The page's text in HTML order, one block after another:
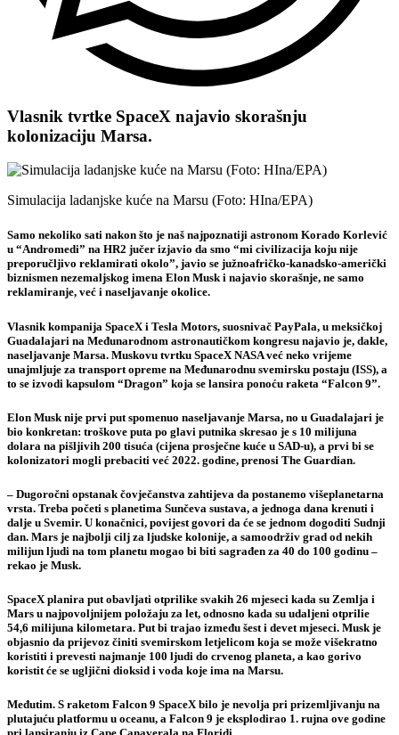
Vlasnik tvrtke SpaceX najavio skorašnju
kolonizaciju Marsa.
Simulacija ladanjske kuće na Marsu (Foto: HIna/EPA)
Samo nekoliko sati nakon što je naš najpoznatiji astronom Korado Korlević
u “Andromedi” na HR2 jučer izjavio da smo “mi civilizacija koju nije
preporučljivo reklamirati okolo”, javio se južnoafričko-kanadsko-američki
biznismen nezemaljskog imena Elon Musk i najavio skorašnje, ne samo
reklamiranje, već i naseljavanje okolice.
Vlasnik kompanija SpaceX i Tesla Motors, suosnivač PayPala, u meksičkoj
Guadalajari na Međunarodnom astronautičkom kongresu najavio je, dakle,
naseljavanje Marsa. Muskovu tvrtku SpaceX NASA već neko vrijeme
unajmljuje za transport opreme na Međunarodnu svemirsku postaju (ISS), a
to se izvodi kapsulom “Dragon” koja se lansira ponoću raketa “Falcon 9”.
Elon Musk nije prvi put spomenuo naseljavanje Marsa, no u Guadalajari je
bio konkretan: troškove puta po glavi putnika skresao je s 10 milijuna
dolara na pišljivih 200 tisuća (cijena prosječne kuće u SAD-u), a prvi bi se
kolonizatori mogli prebaciti već 2022. godine, prenosi The Guardian.
– Dugoročni opstanak čovječanstva zahtijeva da postanemo višeplanetarna
vrsta. Treba početi s planetima Sunčeva sustava, a jednoga dana krenuti i
dalje u Svemir. U konačnici, povijest govori da će se jednom dogoditi Sudnji
dan. Mars je najbolji cilj za ljudske kolonije, a samoodrživ grad od nekih
milijun ljudi na tom planetu mogao bi biti sagrađen za 40 do 100 godinu –
rekao je Musk.
SpaceX planira put obavljati otprilike svakih 26 mjeseci kada su Zemlja i
Mars u najpovoljnijem položaju za let, odnosno kada su udaljeni otprilie
54,6 milijuna kilometara. Put bi trajao između šest i devet mjeseci. Musk je
objasnio da prijevoz činiti svemirskom letjelicom koja se može višekratno
koristiti i prevesti najmanje 100 ljudi do crvenog planeta, a kao gorivo
koristit će se ugljični dioksid i voda koje ima na Marsu.
Međutim. S raketom Falcon 9 SpaceX bilo je nevolja pri prizemljivanju na
plutajuću platformu u oceanu, a Falcon 9 je eksplodirao 1. rujna ove godine